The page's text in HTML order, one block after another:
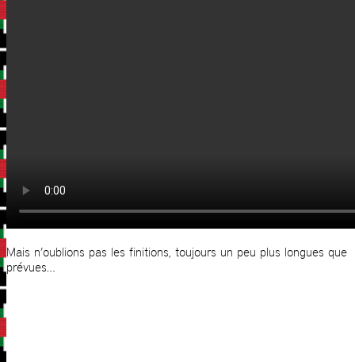
Mais n’oublions pas les finitions, toujours un peu plus longues que
prévues…